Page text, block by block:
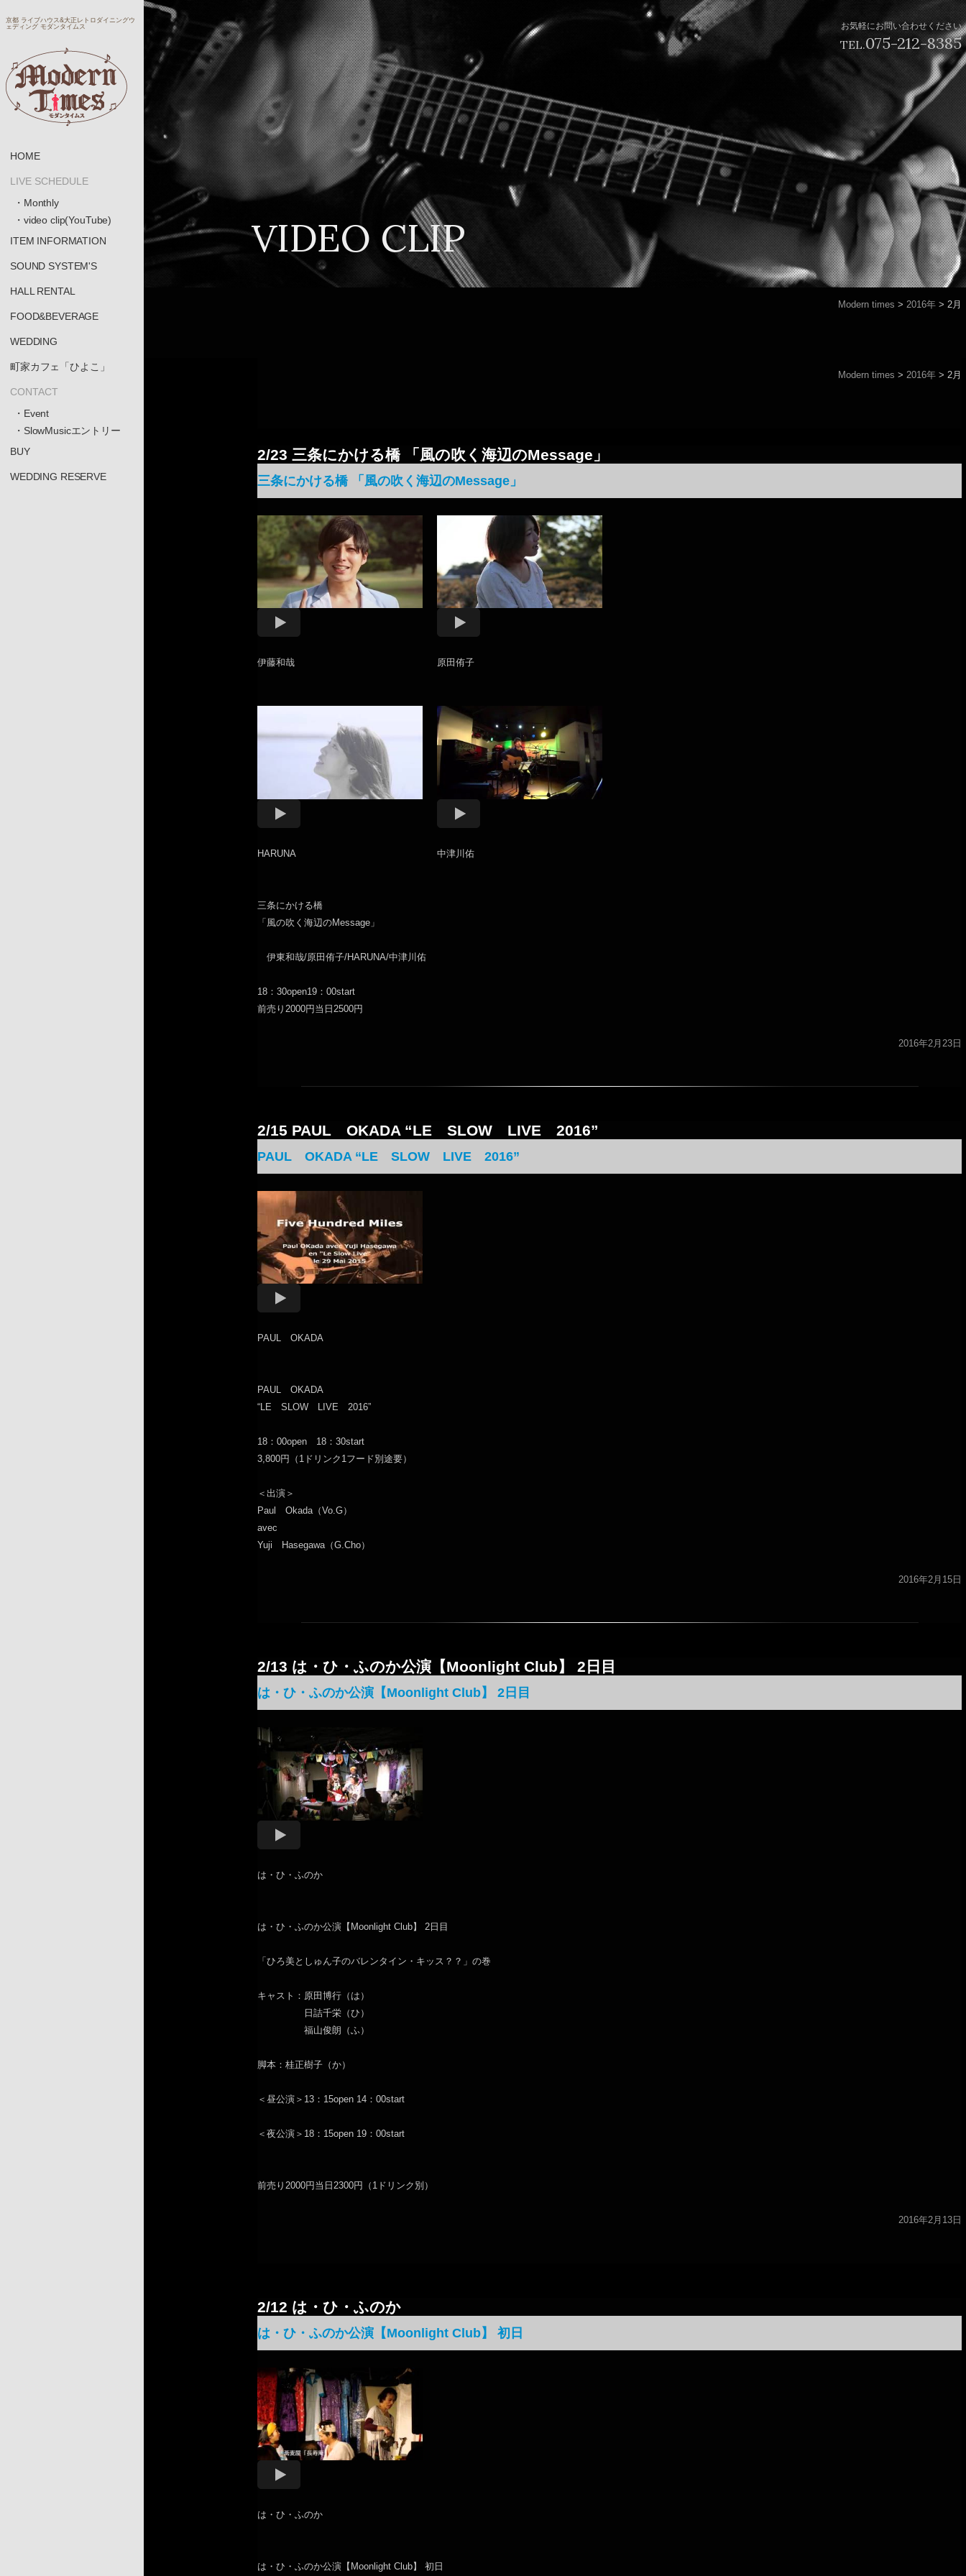
お気軽にお問い合わせください
TEL.075-212-8385
VIDEO CLIP
Modern times > 2016年> 2月
京都 ライブハウス&大正レトロダイニングウ
ェディング モダンタイムス
HOME
LIVE SCHEDULE
・Monthly
・video clip(YouTube)
ITEM INFORMATION
SOUND SYSTEM'S
HALL RENTAL
FOOD&BEVERAGE
WEDDING
町家カフェ「ひよこ」
CONTACT
・Event
・SlowMusicエントリー
BUY
WEDDING RESERVE
Modern times > 2016年> 2月
2/23 三条にかける橋 「風の吹く海辺のMessage」
三条にかける橋 「風の吹く海辺のMessage」
伊藤和哉 原田侑子
HARUNA 中津川佑
三条にかける橋
「風の吹く海辺のMessage」
伊東和哉/原田侑子/HARUNA/中津川佑
18：30open19：00start
前売り2000円当日2500円
2016年2月23日
2/15 PAUL OKADA “LE SLOW LIVE 2016”
PAUL OKADA “LE SLOW LIVE 2016”
PAUL OKADA
PAUL OKADA
“LE SLOW LIVE 2016”
18：00open 18：30start
3,800円（1ドリンク1フード別途要）
＜出演＞
Paul Okada（Vo.G）
avec
Yuji Hasegawa（G.Cho）
2016年2月15日
2/13 は・ひ・ふのか公演【Moonlight Club】 2日目
は・ひ・ふのか公演【Moonlight Club】 2日目
は・ひ・ふのか
は・ひ・ふのか公演【Moonlight Club】 2日目
「ひろ美としゅん子のバレンタイン・キッス？？」の巻
キャスト：原田博行（は）
日詰千栄（ひ）
福山俊朗（ふ）
脚本：桂正樹子（か）
＜昼公演＞13：15open 14：00start
＜夜公演＞18：15open 19：00start
前売り2000円当日2300円（1ドリンク別）
2016年2月13日
2/12 は・ひ・ふのか
は・ひ・ふのか公演【Moonlight Club】 初日
は・ひ・ふのか
は・ひ・ふのか公演【Moonlight Club】 初日